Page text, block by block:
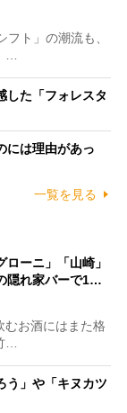
ト」の潮流も、
…
した「フォレスタ
には理由があっ
一覧を見る
ローニ」「山崎」
隠れ家バーで1…
お酒にはまた格
…
う」や「キヌカツ